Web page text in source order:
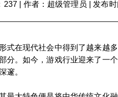
237 作者：超级管理员 发布
式在现代社会中得到了越来越
分。如今，游戏行业迎来了一
邃。